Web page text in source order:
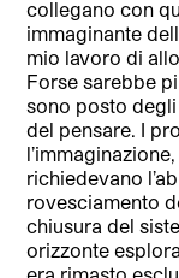
collegano con
immaginante
mio lavoro di
Forse sarebbe
sono posto
del pensare. I
richiedevano
rovesciamento
chiusura del
orizzonte